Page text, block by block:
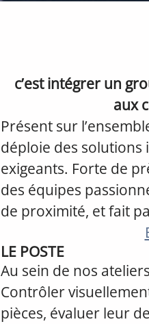
c’est intégrer un
aux
Présent sur
déploie des solutions
exigeants. Forte de
des équipes
de proximité, et fait
LE POSTE
Au sein de nos
Contrôler
pièces, évaluer leur